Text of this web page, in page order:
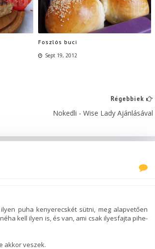
Foszlós buci
Sept 19, 2012
Régebbiek
Nokedli - Wise Lady Ajánlásával
puha kenyerecskét sütni, meg alapvetően
kell ilyen is, és van, ami csak ilyesfajta pihe-
akkor veszek.